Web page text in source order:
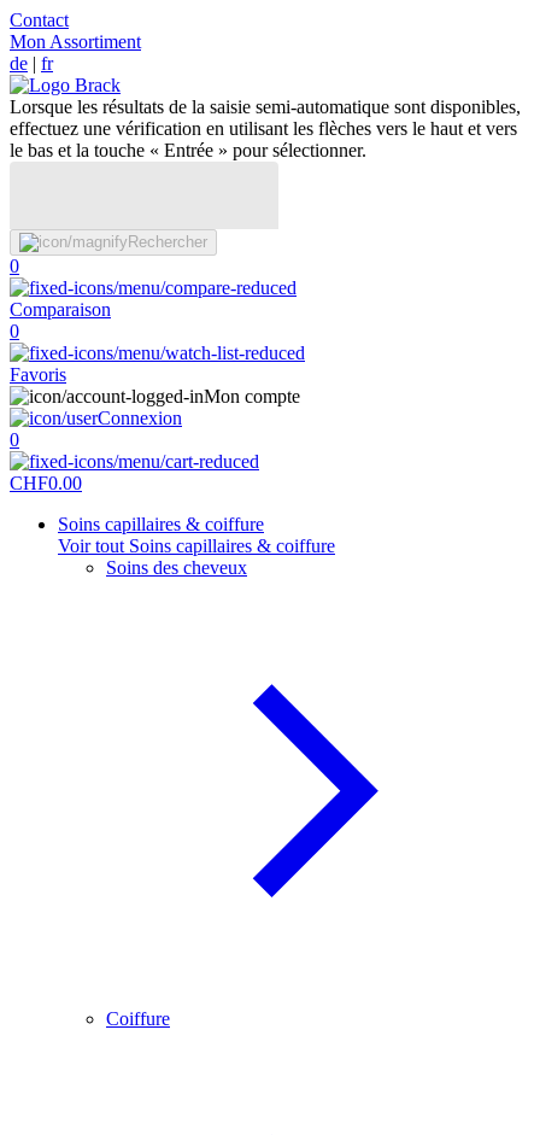
Contact
Mon Assortiment
de | fr
Lorsque les résultats de la saisie semi-automatique sont disponibles,
effectuez une vérification en utilisant les flèches vers le haut et vers
le bas et la touche « Entrée » pour sélectionner.
Rechercher
0
Comparaison
0
Favoris
Mon compte
Connexion
0
CHF0.00
Soins capillaires & coiffure
Voir tout Soins capillaires & coiffure
Soins des cheveux
Coiffure